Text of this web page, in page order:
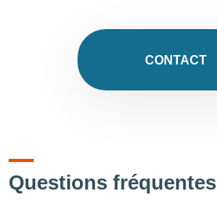
CONTACT
Questions fréquentes